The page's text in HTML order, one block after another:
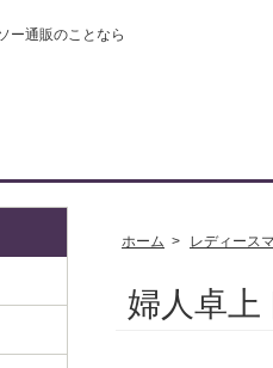
ー通販のことなら
ホーム > レディース
婦人卓上